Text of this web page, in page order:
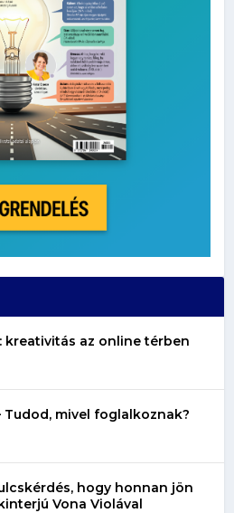
kreativitás az online térben
Tudod, mivel foglalkoznak?
hogy honnan jön
Vona Violával